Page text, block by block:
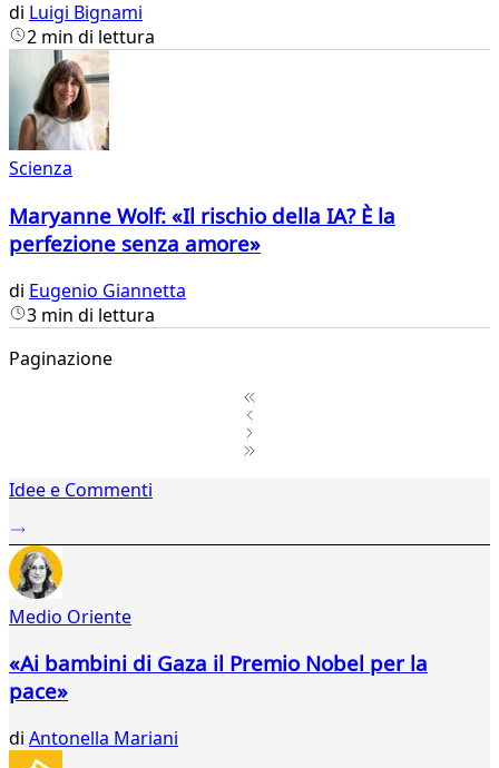
di Luigi Bignami
2 min di lettura
Scienza
Maryanne Wolf: «Il rischio della IA? È la
perfezione senza amore»
di Eugenio Giannetta
3 min di lettura
Paginazione
2Idee e Commenti
Medio Oriente
«Ai bambini di Gaza il Premio Nobel per la
pace»
di Antonella Mariani